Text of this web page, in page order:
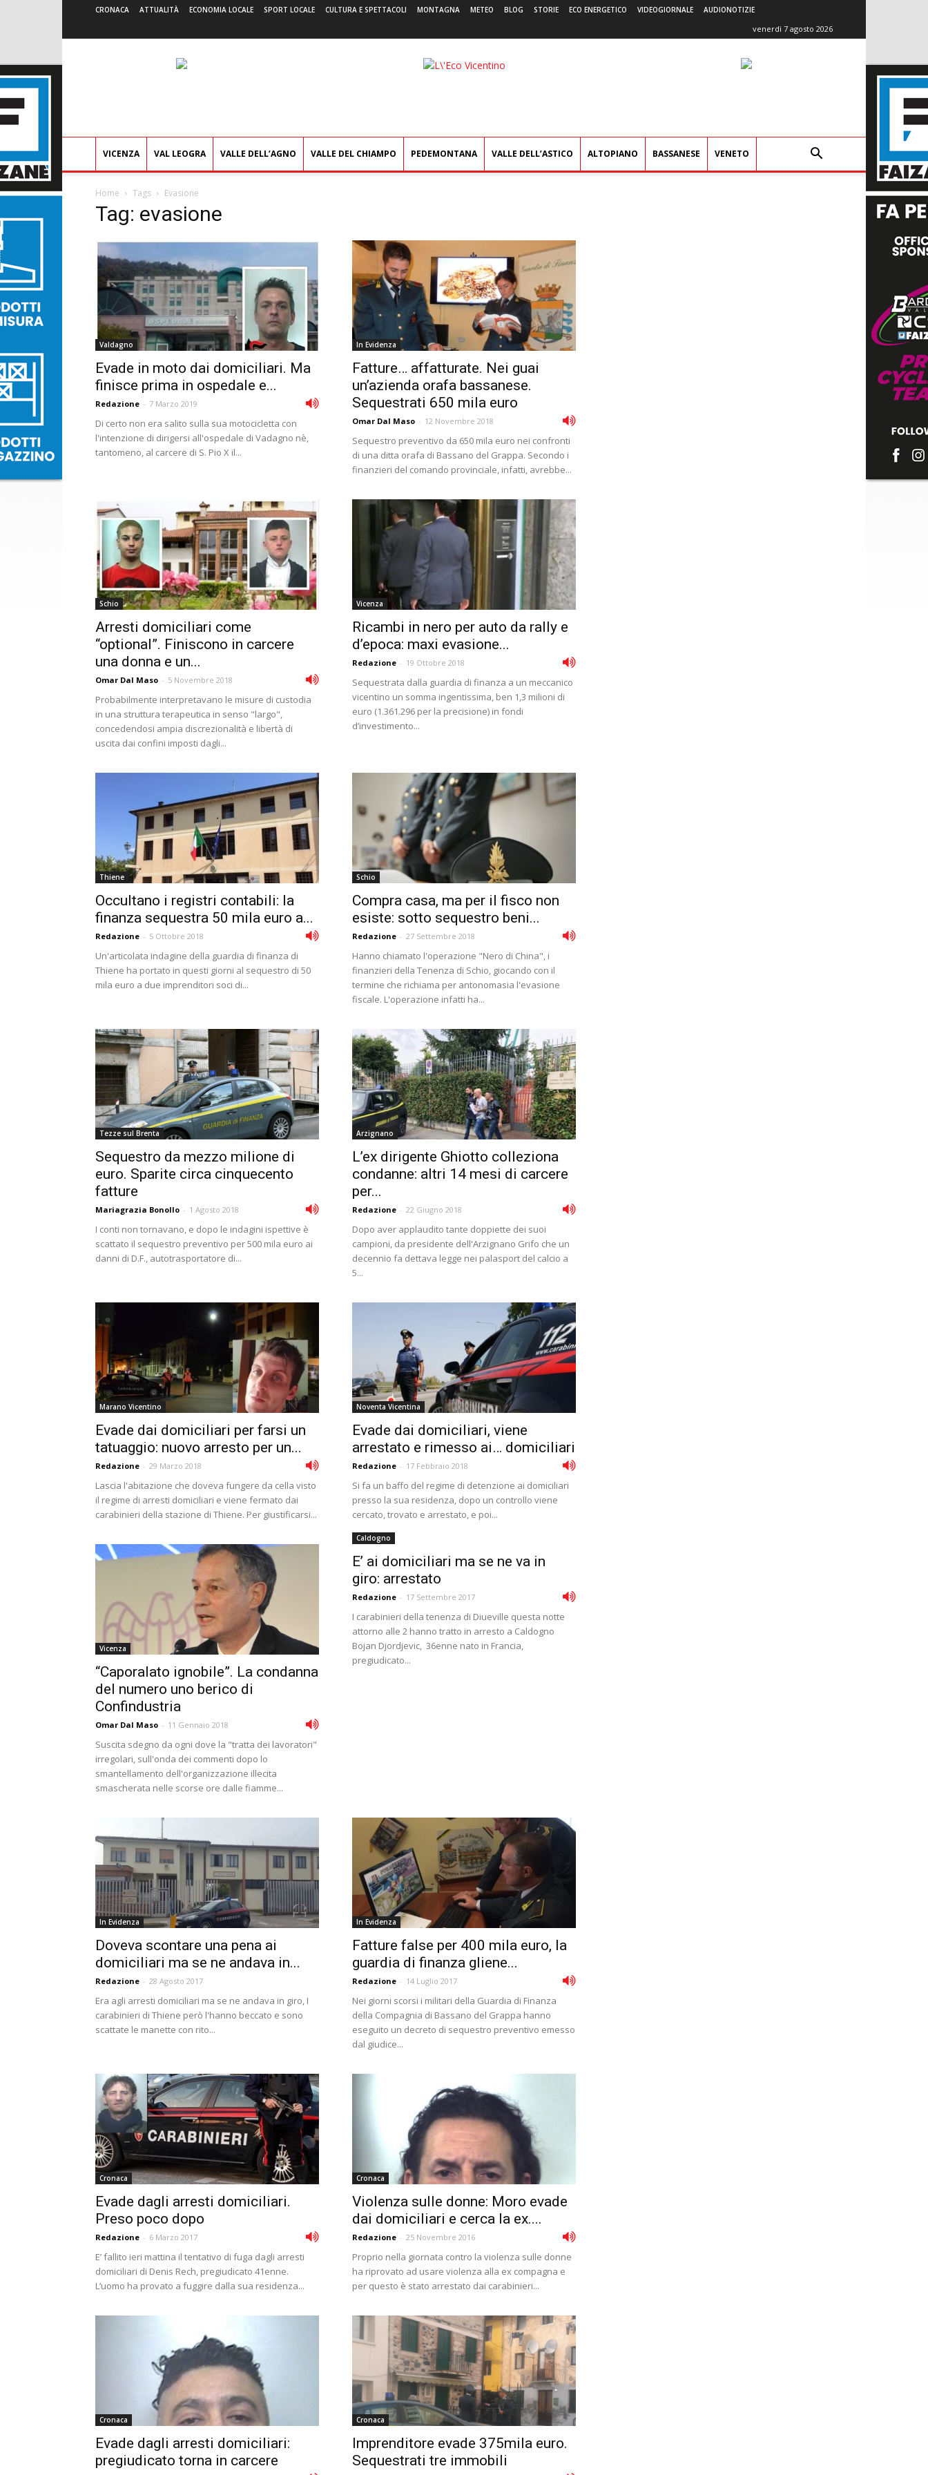
CRONACA ATTUALITÀ ECONOMIA LOCALE SPORT LOCALE CULTURA E SPETTACOLI MONTAGNA METEO BLOG STORIE ECO ENERGETICO VIDEOGIORNALE AUDIONOTIZIE
venerdì 7 agosto 2026
L'Eco
VICENZA VAL LEOGRA VALLE DELL’AGNO VALLE DEL CHIAMPO PEDEMONTANA VALLE DELL’ASTICO ALTOPIANO BASSANESE VENETO
Home Tags Evasione
Tag: evasione
Valdagno
Evade in moto dai domiciliari. Ma
finisce prima in ospedale e...
Redazione - 7 Marzo 2019
Di certo non era salito sulla sua motocicletta con
l'intenzione di dirigersi all'ospedale di Vadagno nè,
tantomeno, al carcere di S. Pio X il...
In Evidenza
Fatture… affatturate. Nei guai
un’azienda orafa bassanese.
Sequestrati 650 mila euro
Omar Dal Maso - 12 Novembre 2018
Sequestro preventivo da 650 mila euro nei confronti
di una ditta orafa di Bassano del Grappa. Secondo i
finanzieri del comando provinciale, infatti, avrebbe...
Schio
Arresti domiciliari come
“optional”. Finiscono in carcere
una donna e un...
Omar Dal Maso - 5 Novembre 2018
Probabilmente interpretavano le misure di custodia
in una struttura terapeutica in senso "largo",
concedendosi ampia discrezionalità e libertà di
uscita dai confini imposti dagli...
Vicenza
Ricambi in nero per auto da rally e
d’epoca: maxi evasione...
Redazione - 19 Ottobre 2018
Sequestrata dalla guardia di finanza a un meccanico
vicentino un somma ingentissima, ben 1,3 milioni di
euro (1.361.296 per la precisione) in fondi
d’investimento...
Thiene
Occultano i registri contabili: la
finanza sequestra 50 mila euro a...
Redazione - 5 Ottobre 2018
Un'articolata indagine della guardia di finanza di
Thiene ha portato in questi giorni al sequestro di 50
mila euro a due imprenditori soci di...
Schio
Compra casa, ma per il fisco non
esiste: sotto sequestro beni...
Redazione - 27 Settembre 2018
Hanno chiamato l'operazione "Nero di China", i
finanzieri della Tenenza di Schio, giocando con il
termine che richiama per antonomasia l'evasione
fiscale. L'operazione infatti ha...
Tezze sul Brenta
Sequestro da mezzo milione di
euro. Sparite circa cinquecento
fatture
Mariagrazia Bonollo - 1 Agosto 2018
I conti non tornavano, e dopo le indagini ispettive è
scattato il sequestro preventivo per 500 mila euro ai
danni di D.F., autotrasportatore di...
Arzignano
L’ex dirigente Ghiotto colleziona
condanne: altri 14 mesi di carcere
per...
Redazione - 22 Giugno 2018
Dopo aver applaudito tante doppiette dei suoi
campioni, da presidente dell'Arzignano Grifo che un
decennio fa dettava legge nei palasport del calcio a
5...
Marano Vicentino
Evade dai domiciliari per farsi un
tatuaggio: nuovo arresto per un...
Redazione - 29 Marzo 2018
Lascia l'abitazione che doveva fungere da cella visto
il regime di arresti domiciliari e viene fermato dai
carabinieri della stazione di Thiene. Per giustificarsi...
Noventa Vicentina
Evade dai domiciliari, viene
arrestato e rimesso ai… domiciliari
Redazione - 17 Febbraio 2018
Si fa un baffo del regime di detenzione ai domiciliari
presso la sua residenza, dopo un controllo viene
cercato, trovato e arrestato, e poi...
Vicenza
“Caporalato ignobile”. La condanna
del numero uno berico di
Confindustria
Omar Dal Maso - 11 Gennaio 2018
Suscita sdegno da ogni dove la "tratta dei lavoratori"
irregolari, sull'onda dei commenti dopo lo
smantellamento dell'organizzazione illecita
smascherata nelle scorse ore dalle fiamme...
Caldogno
E’ ai domiciliari ma se ne va in
giro: arrestato
Redazione - 17 Settembre 2017
I carabinieri della tenenza di Diueville questa notte
attorno alle 2 hanno tratto in arresto a Caldogno
Bojan Djordjevic, 36enne nato in Francia,
pregiudicato...
In Evidenza
Doveva scontare una pena ai
domiciliari ma se ne andava in...
Redazione - 28 Agosto 2017
Era agli arresti domiciliari ma se ne andava in giro, I
carabinieri di Thiene però l'hanno beccato e sono
scattate le manette con rito...
In Evidenza
Fatture false per 400 mila euro, la
guardia di finanza gliene...
Redazione - 14 Luglio 2017
Nei giorni scorsi i militari della Guardia di Finanza
della Compagnia di Bassano del Grappa hanno
eseguito un decreto di sequestro preventivo emesso
dal giudice...
Cronaca
Evade dagli arresti domiciliari.
Preso poco dopo
Redazione - 6 Marzo 2017
E’ fallito ieri mattina il tentativo di fuga dagli arresti
domiciliari di Denis Rech, pregiudicato 41enne.
L’uomo ha provato a fuggire dalla sua residenza...
Cronaca
Violenza sulle donne: Moro evade
dai domiciliari e cerca la ex....
Redazione - 25 Novembre 2016
Proprio nella giornata contro la violenza sulle donne
ha riprovato ad usare violenza alla ex compagna e
per questo è stato arrestato dai carabinieri...
Cronaca
Evade dagli arresti domiciliari:
pregiudicato torna in carcere
Cronaca
Imprenditore evade 375mila euro.
Sequestrati tre immobili